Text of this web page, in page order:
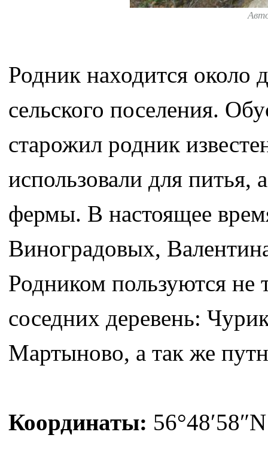
Родник находится около
сельского поселения.
старожил родник
использовали для питья,
фермы. В настоящее
Виноградовых,
Родником пользуются не
соседних деревень:
Мартыново, а так же
Координаты: